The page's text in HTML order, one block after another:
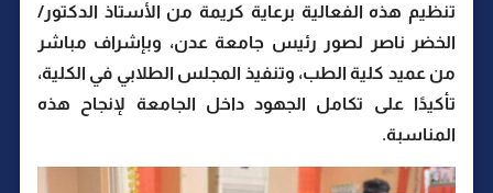
تنظيم هذه الفعالية برعاية كريمة من الأستاذ الدكتور/
الخضر ناصر لصور رئيس جامعة عدن، وبإشراف مباشر
من عميد كلية الطب، وتنفيذ المجلس الطلابي في الكلية،
تأكيدًا على تكامل الجهود داخل الجامعة لإنجاح هذه
المناسبة.